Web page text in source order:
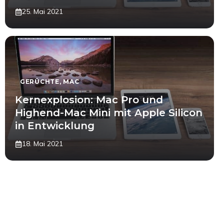
25. Mai 2021
GERÜCHTE, MAC
Kernexplosion: Mac Pro und
Highend-Mac Mini mit Apple Silicon
in Entwicklung
18. Mai 2021